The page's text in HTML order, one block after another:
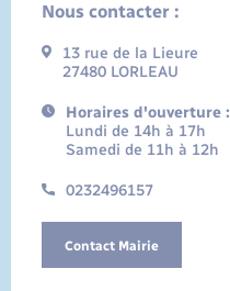
Nous contacter :
13 rue de la Lieure
27480 LORLEAU
Horaires d'ouverture :
Lundi de 14h à 17h
Samedi de 11h à 12h
0232496157
Contact Mairie